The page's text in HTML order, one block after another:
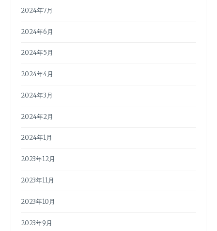
2024年7月
2024年6月
2024年5月
2024年4月
2024年3月
2024年2月
2024年1月
2023年12月
2023年11月
2023年10月
2023年9月